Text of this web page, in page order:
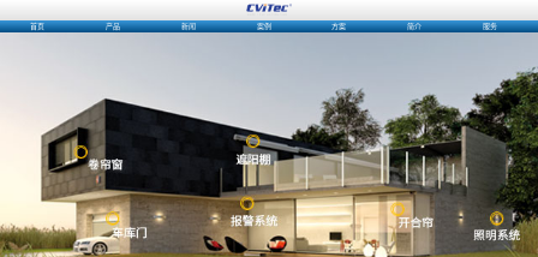
首页 产品 新闻 案例 方案 简介 服务